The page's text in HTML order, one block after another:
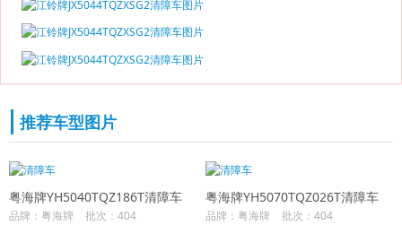
推荐车型图片
粤海牌YH5040TQZ186T清障车
品牌：粤海牌 批次：404
粤海牌YH5070TQZ026T清障车
品牌：粤海牌 批次：404